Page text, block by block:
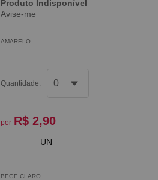
Produto Indisponível
Avise-me
AMARELO
Quantidade:
por R$ 2,90
UN
BEGE CLARO